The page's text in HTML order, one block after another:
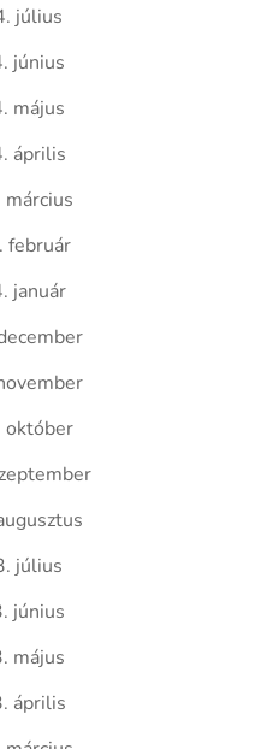
július
június
május
április
február
január
október
július
június
május
április